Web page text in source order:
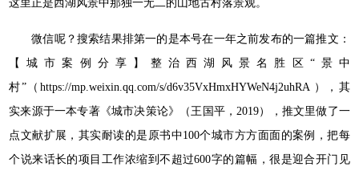
这里正是西湖风景中那独一无二的山地古村落景观。
微信呢？搜索结果排第一的是本号在一年之前发布的一篇推文：
【城市案例分享】整治西湖风景名胜区“景中
村”（https://mp.weixin.qq.com/s/d6v35VxHmxHYWeN4j2uhRA ），其
实来源于一本专著《城市决策论》（王国平，2019），推文里做了一
点文献扩展，其实耐读的是原书中100个城市方方面面的案例，把每
个说来话长的项目工作浓缩到不超过600字的篇幅，很是迎合开门见